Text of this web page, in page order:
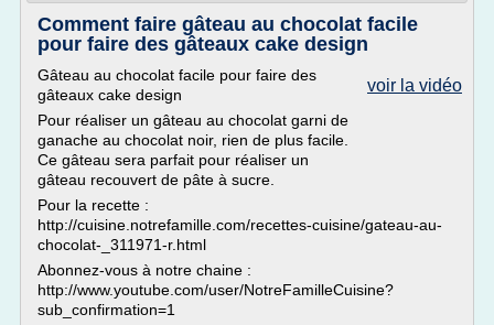
Comment faire gâteau au chocolat facile
pour faire des gâteaux cake design
voir la vidéo
Gâteau au chocolat facile pour faire des
gâteaux cake design
Pour réaliser un gâteau au chocolat garni de
ganache au chocolat noir, rien de plus facile.
Ce gâteau sera parfait pour réaliser un
gâteau recouvert de pâte à sucre.
Pour la recette :
http://cuisine.notrefamille.com/recettes-cuisine/gateau-au-
chocolat-_311971-r.html
Abonnez-vous à notre chaine :
http://www.youtube.com/user/NotreFamilleCuisine?
sub_confirmation=1